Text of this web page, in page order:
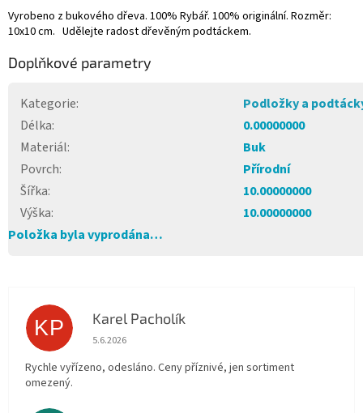
Vyrobeno z bukového dřeva. 100% Rybář. 100% originální. Rozměr:
10x10 cm. Udělejte radost dřevěným podtáckem.
Doplňkové parametry
Kategorie:
Podložky a
Délka:
0.00000000
Materiál:
Buk
Povrch:
Přírodní
Šířka:
10.00000000
Výška:
10.00000000
Položka byla vyprodána…
KP Karel Pacholík
Hodnocení obchodu je 4 z 5 hvězdiček.
5.6.2026
Rychle vyřízeno, odesláno. Ceny příznivé, jen sortiment
omezený.